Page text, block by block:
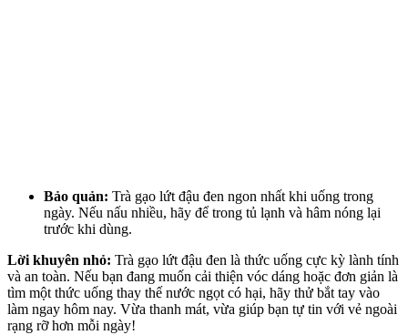
Bảo quản: Trà gạo lứt đậu đen ngon nhất khi uống trong
ngày. Nếu nấu nhiều, hãy để trong tủ lạnh và hâm nóng lại
trước khi dùng.
Lời khuyên nhỏ: Trà gạo lứt đậu đen là thức uống cực kỳ lành tính
và an toàn. Nếu bạn đang muốn cải thiện vóc dáng hoặc đơn giản là
tìm một thức uống thay thế nước ngọt có hại, hãy thử bắt tay vào
làm ngay hôm nay. Vừa thanh mát, vừa giúp bạn tự tin với vẻ ngoài
rạng rỡ hơn mỗi ngày!